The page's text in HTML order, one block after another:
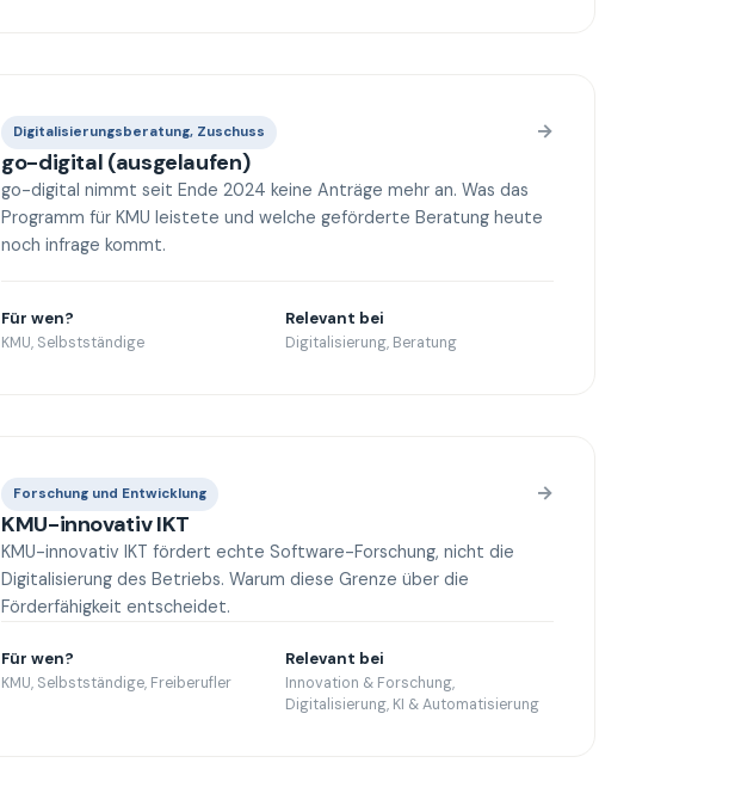
Digitalisierungsberatung, Zuschuss →
go-digital (ausgelaufen)
go-digital nimmt seit Ende 2024 keine Anträge mehr an. Was das
Programm für KMU leistete und welche geförderte Beratung heute
noch infrage kommt.
Für wen?
KMU, Selbstständige
Relevant bei
Digitalisierung, Beratung
Forschung und Entwicklung →
KMU-innovativ IKT
KMU-innovativ IKT fördert echte Software-Forschung, nicht die
Digitalisierung des Betriebs. Warum diese Grenze über die
Förderfähigkeit entscheidet.
Für wen?
KMU, Selbstständige, Freiberufler
Relevant bei
Innovation & Forschung,
Digitalisierung, KI & Automatisierung